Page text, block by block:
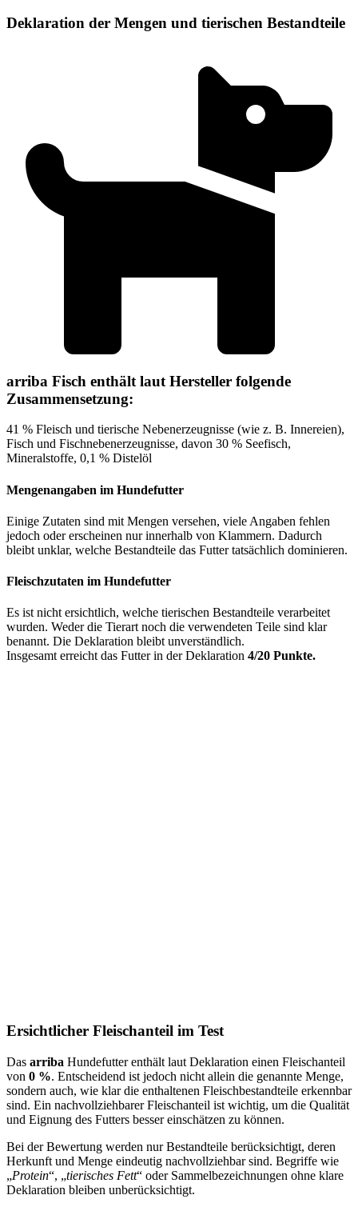
Deklaration der Mengen und tierischen Bestandteile
arriba Fisch enthält laut Hersteller folgende
Zusammensetzung:
41 % Fleisch und tierische Nebenerzeugnisse (wie z. B. Innereien),
Fisch und Fischnebenerzeugnisse, davon 30 % Seefisch,
Mineralstoffe, 0,1 % Distelöl
Mengenangaben im Hundefutter
Einige Zutaten sind mit Mengen versehen, viele Angaben fehlen
jedoch oder erscheinen nur innerhalb von Klammern. Dadurch
bleibt unklar, welche Bestandteile das Futter tatsächlich dominieren.
Fleischzutaten im Hundefutter
Es ist nicht ersichtlich, welche tierischen Bestandteile verarbeitet
wurden. Weder die Tierart noch die verwendeten Teile sind klar
benannt. Die Deklaration bleibt unverständlich.
Insgesamt erreicht das Futter in der Deklaration 4/20 Punkte.
Ersichtlicher Fleischanteil im Test
Das arriba Hundefutter enthält laut Deklaration einen Fleischanteil
von 0 %. Entscheidend ist jedoch nicht allein die genannte Menge,
sondern auch, wie klar die enthaltenen Fleischbestandteile erkennbar
sind. Ein nachvollziehbarer Fleischanteil ist wichtig, um die Qualität
und Eignung des Futters besser einschätzen zu können.
Bei der Bewertung werden nur Bestandteile berücksichtigt, deren
Herkunft und Menge eindeutig nachvollziehbar sind. Begriffe wie
„Protein“, „tierisches Fett“ oder Sammelbezeichnungen ohne klare
Deklaration bleiben unberücksichtigt.